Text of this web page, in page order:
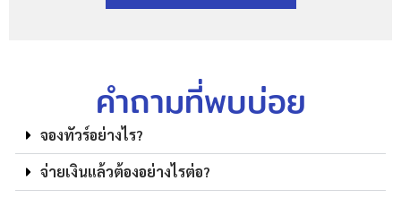
คำถามที่พบบ่อย
จองทัวร์อย่างไร?
จ่ายเงินแล้วต้องอย่างไรต่อ?